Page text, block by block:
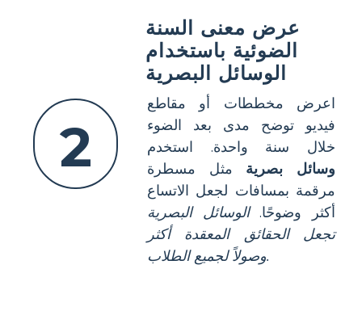
2
عرض معنى السنة
الضوئية باستخدام
الوسائل البصرية
اعرض مخططات أو مقاطع
فيديو توضح مدى بعد الضوء
خلال سنة واحدة. استخدم
وسائل بصرية مثل مسطرة
مرقمة بمسافات لجعل الاتساع
أكثر وضوحًا.الوسائل البصرية
تجعل الحقائق المعقدة أكثر
وصولاً لجميع الطلاب.